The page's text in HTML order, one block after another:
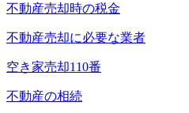
不動産売却時の税金
不動産売却に必要な業者
空き家売却110番
不動産の相続